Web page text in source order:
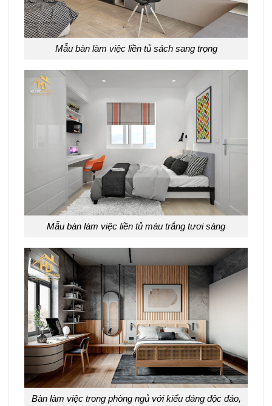
Mẫu bàn làm việc liền tủ sách sang trọng
Mẫu bàn làm việc liền tủ màu trắng tươi sáng
Bàn làm việc trong phòng ngủ với kiểu dáng độc đáo,